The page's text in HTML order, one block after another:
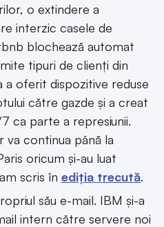
o extindere a
interzic casele de
blochează automat
tipuri de clienți din
a oferit dispozitive reduse
către gazde și a creat
ca parte a represiunii.
continua până la
oricum și-au luat
scris în ediția trecută.
său e-mail. IBM și-a
intern către servere noi